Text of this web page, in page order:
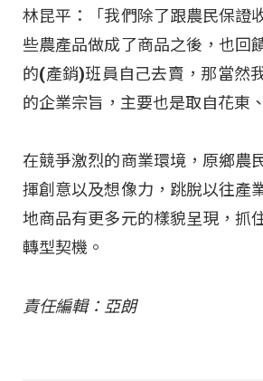
林昆平：「我們除了跟農民保證
些農產品做成了商品之後，也回
的(產銷)班員自己去賣，那當然
的企業宗旨，主要也是取自花東
在競爭激烈的商業環境，原鄉農
揮創意以及想像力，跳脫以往產
地商品有更多元的樣貌呈現，抓
轉型契機。
責任編輯：亞朗